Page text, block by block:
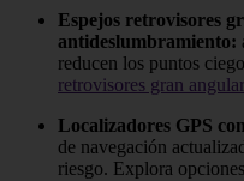
Espejos retrovisores
antideslumbramiento:
reducen los puntos
retrovisores gran
Localizadores GPS
de navegación
riesgo. Explora